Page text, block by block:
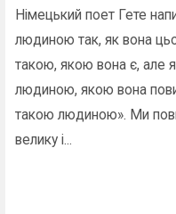
Німецький поет Гете
людиною так, як вона
такою, якою вона є, але
людиною, якою вона
такою людиною». Ми
велику і...